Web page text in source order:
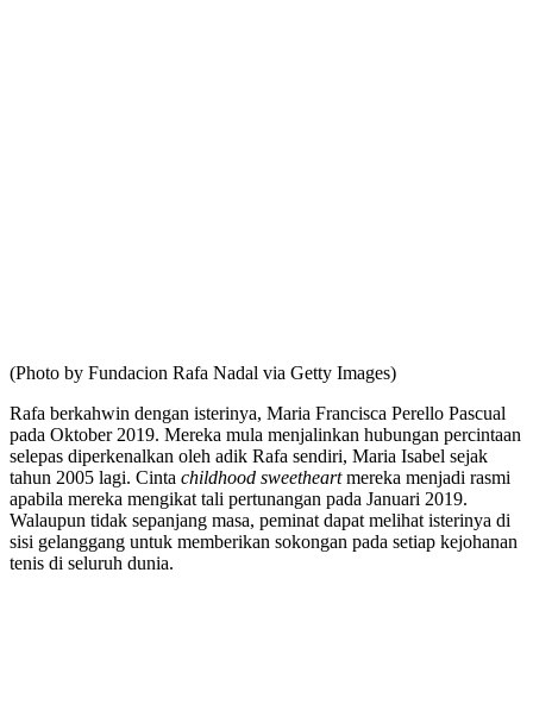
(Photo by Fundacion Rafa Nadal via Getty Images)
Rafa berkahwin dengan isterinya, Maria Francisca Perello Pascual
pada Oktober 2019. Mereka mula menjalinkan hubungan percintaan
selepas diperkenalkan oleh adik Rafa sendiri, Maria Isabel sejak
tahun 2005 lagi. Cinta childhood sweetheartmereka menjadi rasmi
apabila mereka mengikat tali pertunangan pada Januari 2019.
Walaupun tidak sepanjang masa, peminat dapat melihat isterinya di
sisi gelanggang untuk memberikan sokongan pada setiap kejohanan
tenis di seluruh dunia.